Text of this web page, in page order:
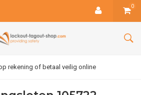
0
rekening of betaal veilig online